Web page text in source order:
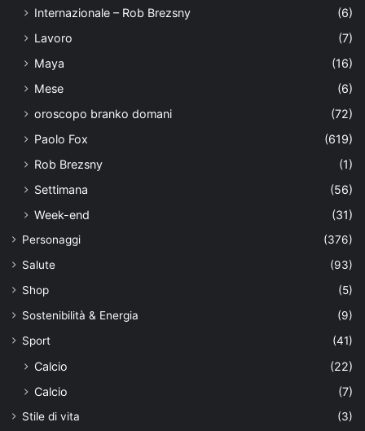
Internazionale – Rob Brezsny
(6)
Lavoro
(7)
Maya
(16)
Mese
(6)
oroscopo branko domani
(72)
Paolo Fox
(619)
Rob Brezsny
(1)
Settimana
(56)
Week-end
(31)
Personaggi
(376)
Salute
(93)
Shop
(5)
Sostenibilità & Energia
(9)
Sport
(41)
Calcio
(22)
Calcio
(7)
Stile di vita
(3)